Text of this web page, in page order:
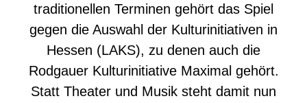
traditionellen Terminen gehört das Spiel
gegen die Auswahl der Kulturinitiativen in
Hessen (LAKS), zu denen auch die
Rodgauer Kulturinitiative Maximal gehört.
Statt Theater und Musik steht damit nun